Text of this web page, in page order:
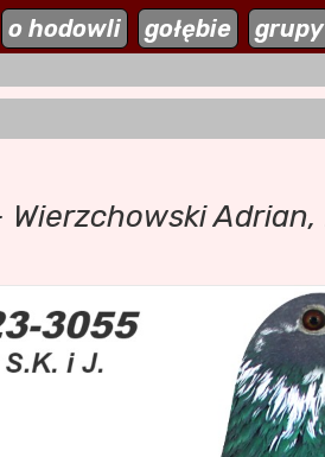
dodaj stronę zaloguj
o hodowli gołębie grupy
Wierzchowski